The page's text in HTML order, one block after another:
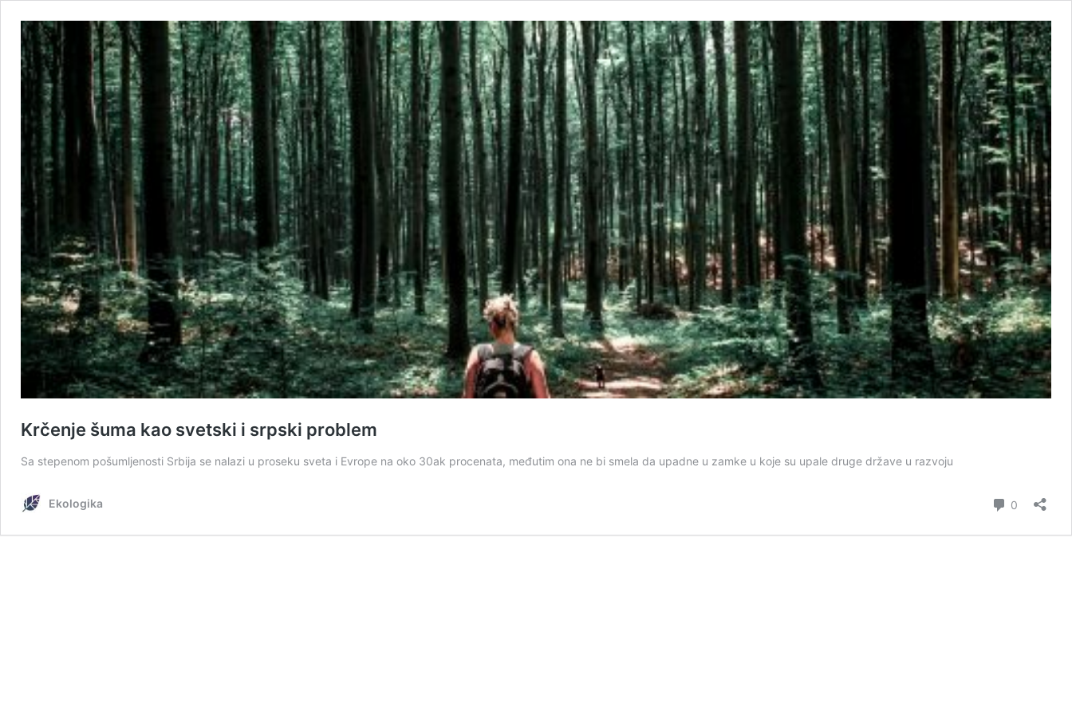
Krčenje šuma kao svetski i srpski problem
Sa stepenom pošumljenosti Srbija se nalazi u proseku sveta i Evrope na oko 30ak procenata, međutim ona ne bi smela da upadne u zamke u koje su upale druge države u razvoju
Ekologika 0 Comments